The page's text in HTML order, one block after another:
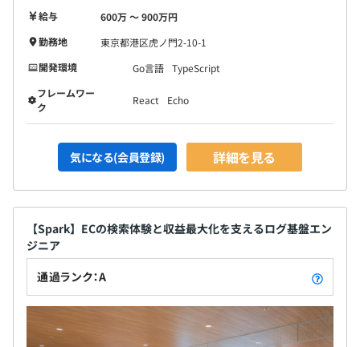
給与
600万 〜 900万円
勤務地
東京都港区虎ノ門2-10-1
開発環境
Go言語 TypeScript
フレームワー
ク
React Echo
気になる(会員登録) 詳細を見る
【Spark】ECの検索体験と収益最大化を支えるログ基盤エン
ジニア
通過ランク：A